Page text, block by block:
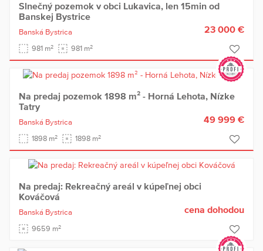
Slnečný pozemok v obci Lukavica, len 15min od
Banskej Bystrice
Banská Bystrica
981 m2 981 m2
23 000 €
Na predaj pozemok 1898 m² - Horná Lehota, Nízke
Tatry
Banská Bystrica
1898 m2 1898 m2
49 999 €
Na predaj: Rekreačný areál v kúpeľnej obci
Kováčová
Banská Bystrica
9659 m2
cena dohodou